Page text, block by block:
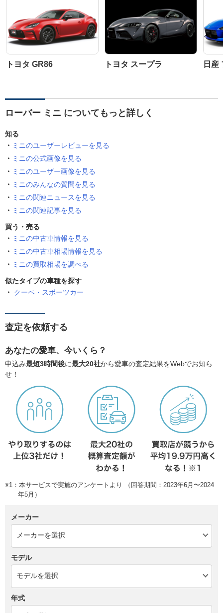
トヨタ GR86 トヨタ スープラ 日産
ローバー ミニ についてもっと詳しく
知る
ミニのユーザーレビューを見る
ミニの公式画像を見る
ミニのユーザー画像を見る
ミニのみんなの質問を見る
ミニの関連ニュースを見る
ミニの関連記事を見る
買う・売る
ミニの中古車情報を見る
ミニの中古車相場情報を見る
ミニの買取相場を調べる
似たタイプの車種を探す
クーペ・スポーツカー
査定を依頼する
あなたの愛車、今いくら？
申込み最短3時間後に最大20社から愛車の査定結果をWebでお知ら
せ！
※1：本サービスで実施のアンケートより （回答期間：2023年6月〜2024
年5月）
メーカー
モデル
年式